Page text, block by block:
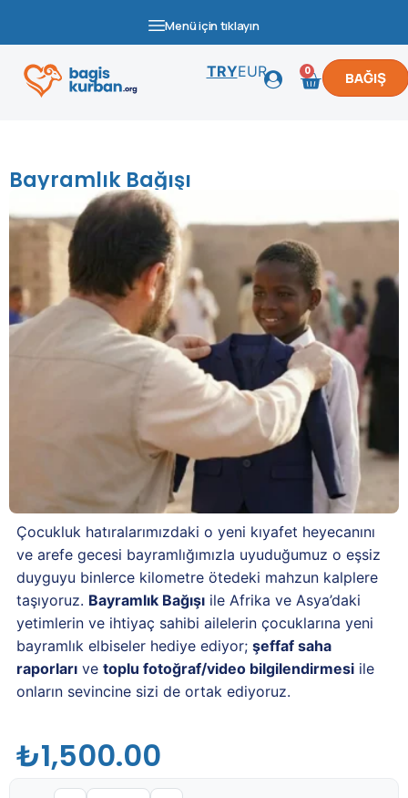
Menü için tıklayın
TRYEUR 0 BAĞIŞ
Bayramlık Bağışı
Çocukluk hatıralarımızdaki o yeni kıyafet heyecanını
ve arefe gecesi bayramlığımızla uyuduğumuz o eşsiz
duyguyu binlerce kilometre ötedeki mahzun kalplere
taşıyoruz. Bayramlık Bağışı ile Afrika ve Asya’daki
yetimlerin ve ihtiyaç sahibi ailelerin çocuklarına yeni
bayramlık elbiseler hediye ediyor; şeffaf saha
raporları ve toplu fotoğraf/video bilgilendirmesi ile
onların sevincine sizi de ortak ediyoruz.
₺1,500.00